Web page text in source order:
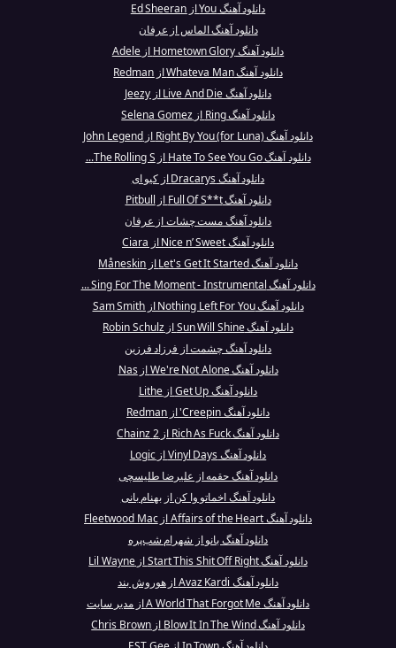
دانلود آهنگ You از Ed Sheeran
دانلود آهنگ الماس از عرفان
دانلود آهنگ Hometown Glory از Adele
دانلود آهنگ Whateva Man از Redman
دانلود آهنگ Live And Die از Jeezy
دانلود آهنگ Ring از Selena Gomez
دانلود آهنگ Right By You (for Luna) از John Legend
دانلود آهنگ Hate To See You Go از The Rolling S...
دانلود آهنگ Dracarys از کیو ای
دانلود آهنگ Full Of S**t از Pitbull
دانلود آهنگ مست چشات از عرفان
دانلود آهنگ Nice n’ Sweet از Ciara
دانلود آهنگ Let's Get It Started از Måneskin
دانلود آهنگ Sing For The Moment - Instrumental ...
دانلود آهنگ Nothing Left For You از Sam Smith
دانلود آهنگ Sun Will Shine از Robin Schulz
دانلود آهنگ چشمت از فرزاد فرزین
دانلود آهنگ We're Not Alone از Nas
دانلود آهنگ Get Up از Lithe
دانلود آهنگ Creepin' از Redman
دانلود آهنگ Rich As Fuck از 2 Chainz
دانلود آهنگ Vinyl Days از Logic
دانلود آهنگ حقمه از علیرضا طلیسچی
دانلود آهنگ اخماتو وا کن از بهنام بانی
دانلود آهنگ Affairs of the Heart از Fleetwood Mac
دانلود آهنگ بانو از شهرام شب‌پره
دانلود آهنگ Start This Shit Off Right از Lil Wayne
دانلود آهنگ Avaz Kardi از هوروش بند
دانلود آهنگ A World That Forgot Me از مدیر سایت
دانلود آهنگ Blow It In The Wind از Chris Brown